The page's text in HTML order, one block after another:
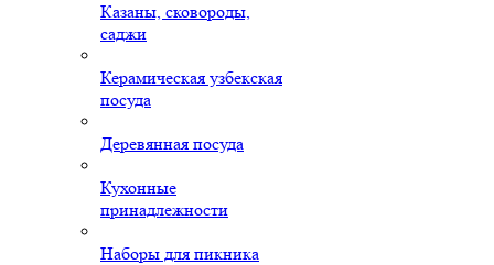
Казаны, сковороды,
саджи
Керамическая узбекская
посуда
Деревянная посуда
Кухонные
принадлежности
Наборы для пикника